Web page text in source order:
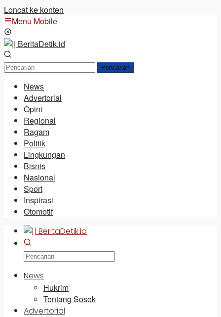
Loncat ke konten
Menu Mobile
Pencarian
News
Advertorial
Opini
Regional
Ragam
Politik
Lingkungan
Bisnis
Nasional
Sport
Inspirasi
Otomotif
News
Hukrim
Tentang Sosok
Advertorial